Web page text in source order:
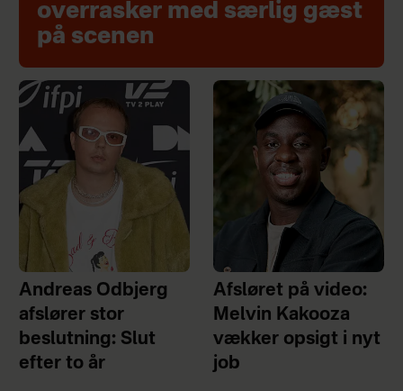
overrasker med særlig gæst
på scenen
Andreas Odbjerg
afslører stor
beslutning: Slut
efter to år
Afsløret på video:
Melvin Kakooza
vækker opsigt i nyt
job